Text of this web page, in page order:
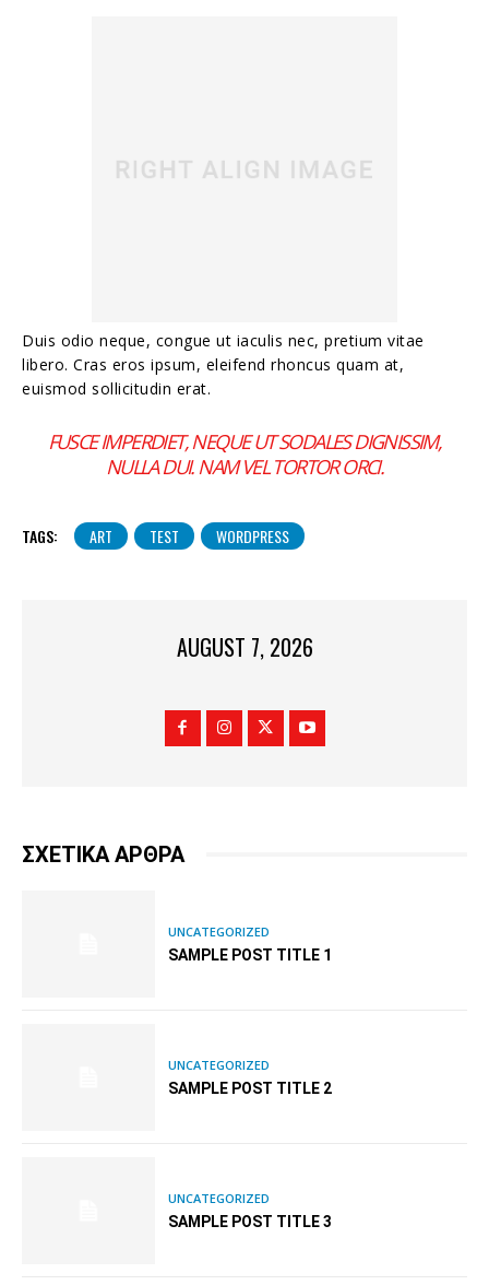
Duis odio neque, congue ut iaculis nec, pretium vitae
libero. Cras eros ipsum, eleifend rhoncus quam at,
euismod sollicitudin erat.
FUSCE IMPERDIET, NEQUE UT SODALES DIGNISSIM,
NULLA DUI. NAM VEL TORTOR ORCI.
TAGS: ART TEST WORDPRESS
AUGUST 7, 2026
ΣΧΕΤΙΚΑ ΑΡΘΡΑ
UNCATEGORIZED
SAMPLE POST TITLE 1
UNCATEGORIZED
SAMPLE POST TITLE 2
UNCATEGORIZED
SAMPLE POST TITLE 3